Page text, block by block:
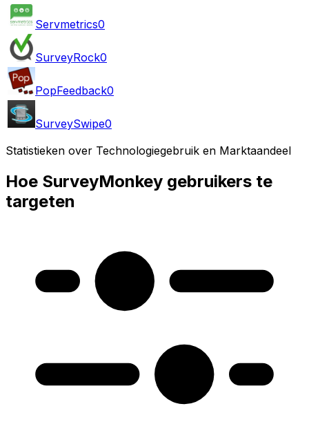
Servmetrics0
SurveyRock0
PopFeedback0
SurveySwipe0
Statistieken over Technologiegebruik en Marktaandeel
Hoe SurveyMonkey gebruikers te
targeten